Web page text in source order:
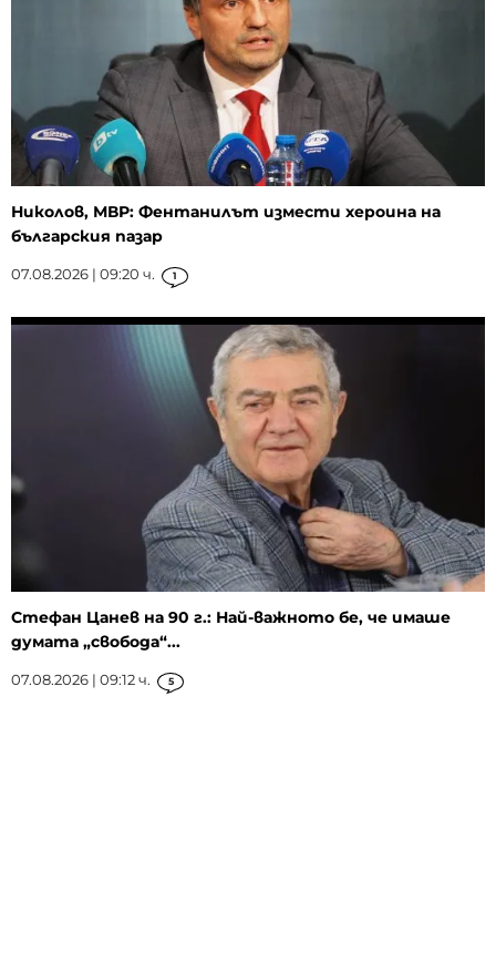
Николов, МВР: Фентанилът измести хероина на
българския пазар
07.08.2026 | 09:20 ч. 1
Стефан Цанев на 90 г.: Най-важното бе, че имаше
думата „свобода“...
07.08.2026 | 09:12 ч. 5